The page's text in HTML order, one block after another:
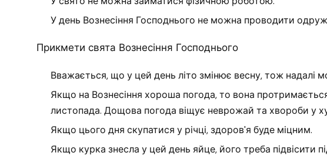
У день Вознесіння Господнього не можна проводити
Прикмети свята Вознесіння Господнього
Вважається, що у цей день літо змінює весну, тож надалі
Якщо на Вознесіння хороша погода, то вона
листопада. Дощова погода віщує неврожай та хвороби у
Якщо цього дня скупатися у річці, здоров'я буде міцним.
Якщо курка знесла у цей день яйце, його треба підвісити